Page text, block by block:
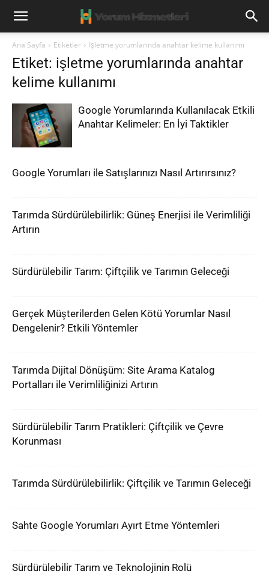
Ana Sayfa Etiketler Işletme yorumlarında anahtar kelime kullanımı
Etiket: işletme yorumlarında anahtar
kelime kullanımı
Google Yorumlarında Kullanılacak Etkili
Anahtar Kelimeler: En İyi Taktikler
Google Yorumları ile Satışlarınızı Nasıl Artırırsınız?
Tarımda Sürdürülebilirlik: Güneş Enerjisi ile Verimliliği
Artırın
Sürdürülebilir Tarım: Çiftçilik ve Tarımın Geleceği
Gerçek Müşterilerden Gelen Kötü Yorumlar Nasıl
Dengelenir? Etkili Yöntemler
Tarımda Dijital Dönüşüm: Site Arama Katalog
Portalları ile Verimliliğinizi Artırın
Sürdürülebilir Tarım Pratikleri: Çiftçilik ve Çevre
Korunması
Tarımda Sürdürülebilirlik: Çiftçilik ve Tarımın Geleceği
Sahte Google Yorumları Ayırt Etme Yöntemleri
Sürdürülebilir Tarım ve Teknolojinin Rolü